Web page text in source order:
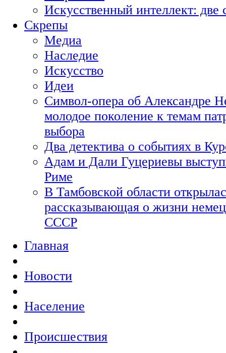
Искусственный интеллект:
Скрепы
Медиа
Наследие
Искусство
Идеи
Символ-опера об Александре
молодое поколение к темам
выбора
Два детектива о событиях в
Адам и Дали Гуцериевы
Риме
В Тамбовской области
рассказывающая о жизни
СССР
Главная
Новости
Население
Происшествия